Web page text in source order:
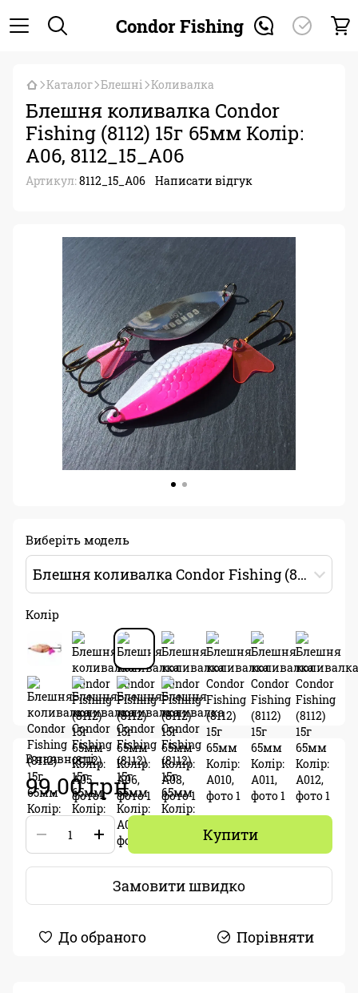
Condor Fishing
Каталог Блешні Коливалка
Блешня коливалка Condor
Fishing (8112) 15г 65мм Колір:
A06, 8112_15_A06
Артикул:8112_15_A06 Написати відгук
Виберіть модель
Блешня коливалка Condor Fishing (8112) 15г 65мм Колір: A06
Колір
В наявності
99.00 грн.
Купити
Замовити швидко
До обраного Порівняти